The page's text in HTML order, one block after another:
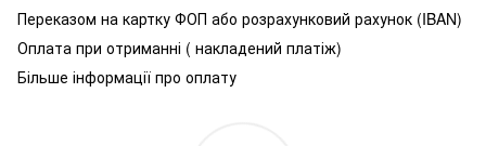
Переказом на картку ФОП або розрахунковий рахунок (IBAN)
Оплата при отриманні ( накладений платіж)
Більше інформації про оплату